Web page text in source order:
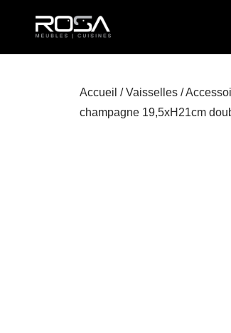
Accueil /Vaisselles /
champagne 19,5xH21cm